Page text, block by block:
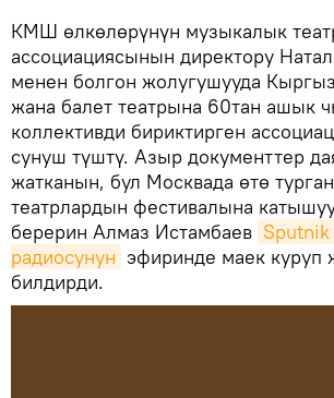
КМШ өлкөлөрүнүн музыкалык
ассоциациясынын директору
менен болгон жолугушууда
жана балет театрына 60тан ашык
коллективди бириктирген
сунуш түштү. Азыр документтер
жатканын, бул Москвада өтө
театрлардын фестивалына
берерин Алмаз Истамбаев
радиосунун эфиринде маек куруп
билдирди.